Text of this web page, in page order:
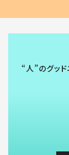
“人”のグッ